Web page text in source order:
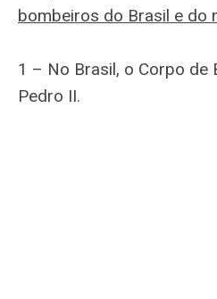
bombeiros do Brasil e do
1 – No Brasil, o Corpo
Pedro II.